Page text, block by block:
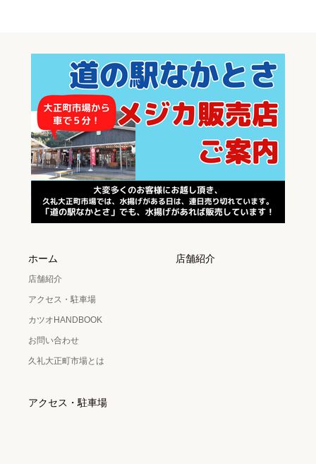
ホーム
店舗紹介
アクセス・駐車場
カツオHANDBOOK
お問い合わせ
久礼大正町市場とは
店舗紹介
アクセス・駐車場